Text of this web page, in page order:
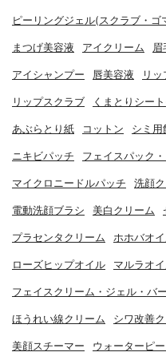
ピーリングジェル(スクラブ・ゴ
まつげ美容液 アイクリーム 眉
アイシャンプー 唇美容液 リ
リップスクラブ くまとりシー
あぶらとり紙 コットン シミ用
ニキビパッチ フェイスパック
マイクロニードルパッチ 洗顔
電動洗顔ブラシ 美白クリーム
プラセンタクリーム ホホバオ
ローズヒップオイル マルラオ
フェイスクリーム・ジェル・バ
ほうれい線クリーム シワ改善
美顔スチーマー ウォーターピ